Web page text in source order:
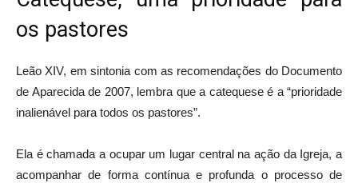
os pastores
Leão XIV, em sintonia com as recomendações do Documento
de Aparecida de 2007, lembra que a catequese é a “prioridade
inalienável para todos os pastores”.
Ela é chamada a ocupar um lugar central na ação da Igreja, a
acompanhar de forma contínua e profunda o processo de